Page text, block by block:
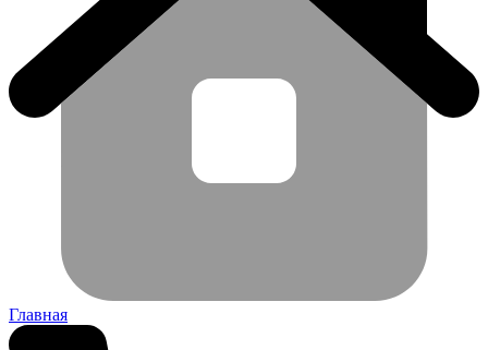
Главная